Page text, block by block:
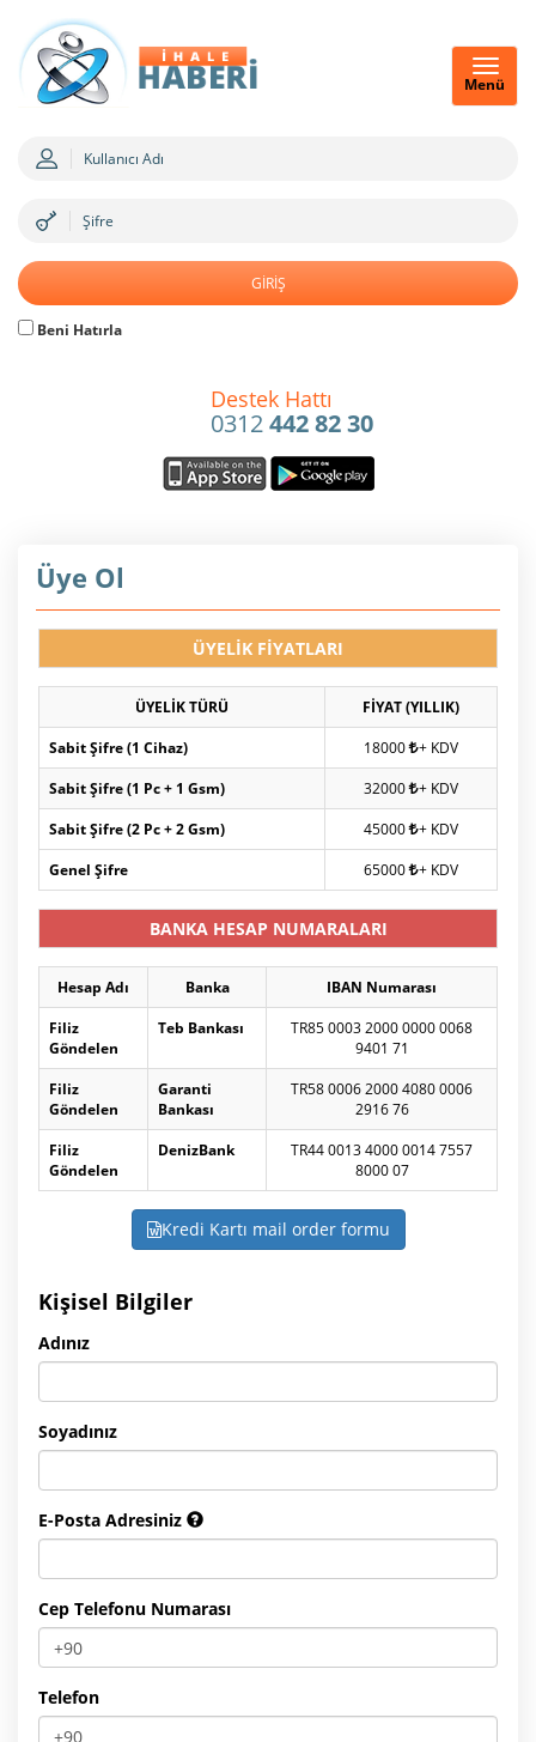
Menü
Beni Hatırla
Destek Hattı
0312442 82 30
Üye Ol
ÜYELİK FİYATLARI
ÜYELİK TÜRÜ
FİYAT (YILLIK)
Sabit Şifre (1 Cihaz)
18000 + KDV
Sabit Şifre (1 Pc + 1 Gsm)
32000 + KDV
Sabit Şifre (2 Pc + 2 Gsm)
45000 + KDV
Genel Şifre
65000 + KDV
BANKA HESAP NUMARALARI
Hesap Adı Banka
IBAN Numarası
Filiz
Göndelen
Teb Bankası
TR85 0003 2000 0000 0068
9401 71
Filiz
Göndelen
Garanti
Bankası
TR58 0006 2000 4080 0006
2916 76
Filiz
Göndelen
DenizBank
TR44 0013 4000 0014 7557
8000 07
Kredi Kartı mail order formu
Kişisel Bilgiler
Adınız
Soyadınız
E-Posta Adresiniz
Cep Telefonu Numarası
Telefon